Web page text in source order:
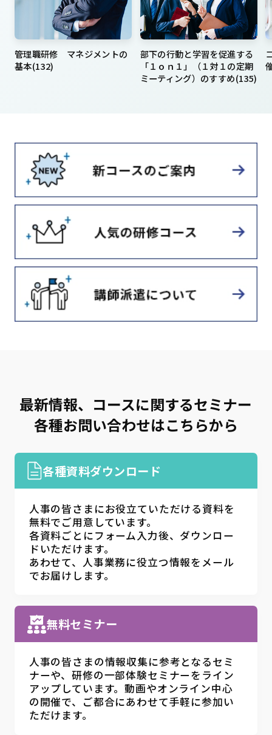
管理職研修 マネジメントの
基本(132)
部下の行動と学習を促進する
「１ｏｎ１」（１対１の定期
ミーティング）のすすめ(135)
最新情報、コースに関するセミナー
各種お問い合わせはこちらから
各種資料ダウンロード
人事の皆さまにお役立ていただける資料を
無料でご用意しています。
各資料ごとにフォーム入力後、ダウンロー
ドいただけます。
あわせて、人事業務に役立つ情報をメール
でお届けします。
無料セミナー
人事の皆さまの情報収集に参考となるセミ
ナーや、研修の一部体験セミナーをライン
アップしています。動画やオンライン中心
の開催で、ご都合にあわせて手軽に参加い
ただけます。